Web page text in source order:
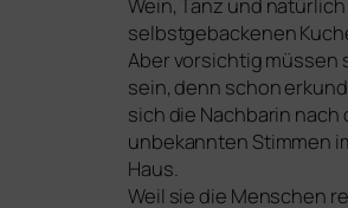
selbst­ge­ba­cke­nen
Aber vor­sich­tig müs­sen
sein, denn schon
sich die Nachbarin nach
unbe­kann­ten Stimmen
Haus.
Weil sie die Menschen